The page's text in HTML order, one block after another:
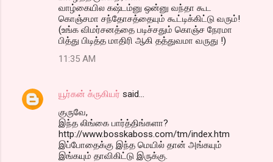
வாழ்கையில கஷ்டம்னு ஒன்னு வந்தா கூட
கொஞ்சமா சந்தோசத்தையும் கூட்டிக்கிட்டு வரும்!
(உங்க விமர்சனத்தை படிச்சதும் கொஞ்ச நேரமா
பித்து பிடித்த மாதிரி ஆகி தத்துவமா வருது !)
11:35 AM
யூர்கன் க்ருகியர் said…
குருவே,
இந்த லிங்கை பார்த்திங்களா?
http://www.bosskaboss.com/tm/index.htm
இப்போதைக்கு இந்த மெயில் தான் அங்கயும்
இங்கயும் தாவிகிட்டு இருக்கு.